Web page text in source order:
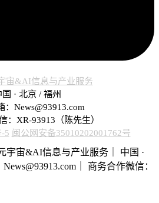
宙&AI信息与产业服务
国 · 北京 / 福州
：News@93913.com
：XR-93913（陈先生）
5 闽公网安备35010202001762号
宇宙&AI信息与产业服务｜ 中国 ·
｜ 商务合作微信：